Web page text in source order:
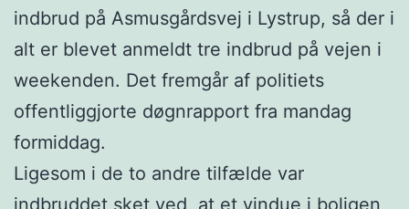
indbrud på Asmusgårdsvej i Lystrup, så der i
alt er blevet anmeldt tre indbrud på vejen i
weekenden. Det fremgår af politiets
offentliggjorte døgnrapport fra mandag
formiddag.
Ligesom i de to andre tilfælde var
indbruddet sket ved, at et vindue i boligen